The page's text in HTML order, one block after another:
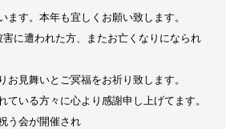
ます。本年も宜しくお願い致します。
に遭われた方、またお亡くなりになられ
お見舞いとご冥福をお祈り致します。
ている方々に心より感謝申し上げてます。
う会が開催され